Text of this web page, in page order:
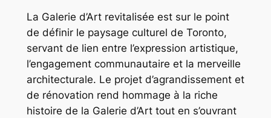
La Galerie d’Art revitalisée est sur le point
de définir le paysage culturel de Toronto,
servant de lien entre l’expression artistique,
l’engagement communautaire et la merveille
architecturale. Le projet d’agrandissement et
de rénovation rend hommage à la riche
histoire de la Galerie d’Art tout en s’ouvrant